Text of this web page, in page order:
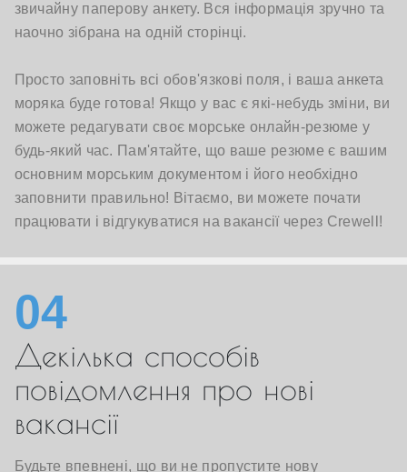
звичайну паперову анкету. Вся інформація зручно та
наочно зібрана на одній сторінці.
Просто заповніть всі обов'язкові поля, і ваша анкета
моряка буде готова! Якщо у вас є які-небудь зміни, ви
можете редагувати своє морське онлайн-резюме у
будь-який час. Пам'ятайте, що ваше резюме є вашим
основним морським документом і його необхідно
заповнити правильно! Вітаємо, ви можете почати
працювати і відгукуватися на вакансії через Crewell!
04
Декілька способів
повідомлення про нові
вакансії
Будьте впевнені, що ви не пропустите нову